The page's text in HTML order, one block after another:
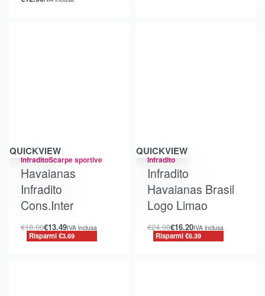
Risparmi €3.69
QUICKVIEW
InfraditoScarpe sportive
Havaianas
Infradito
Cons.Inter
€18.00€13.49IVA inclusa
Risparmi €3.69
Risparmi €6.39
QUICKVIEW
Infradito
Infradito
Havaianas Brasil
Logo Limao
€24.00€16.20IVA inclusa
Risparmi €6.39